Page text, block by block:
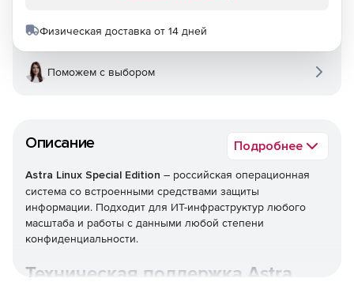
Описание Подробнее
Astra Linux Special Edition – российская операционная
система со встроенными средствами защиты
информации. Подходит для ИТ-инфраструктур любого
масштаба и работы с данными любой степени
конфиденциальности.
Техническая поддержка Astra
Физическая доставка от 14 дней
Поможем с выбором